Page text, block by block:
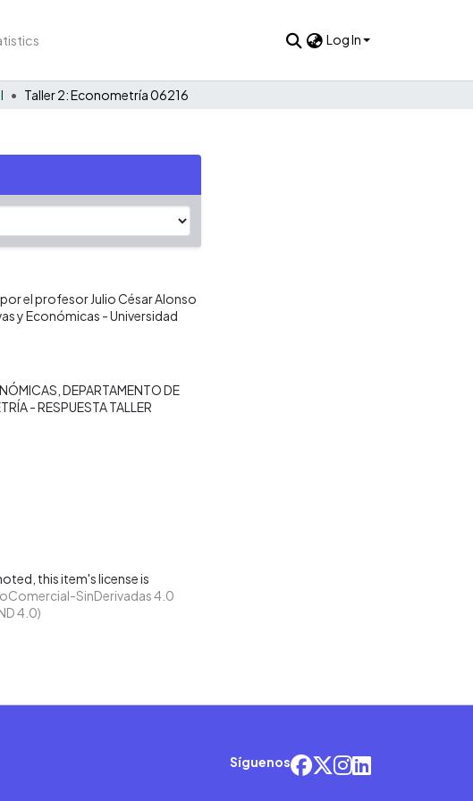
Log In
Taller 2: Econometría 06216
el profesor Julio César Alonso
y Económicas - Universidad
DEPARTAMENTO DE
- RESPUESTA TALLER
this item's license is
SinDerivadas 4.0
4.0)
Síguenos